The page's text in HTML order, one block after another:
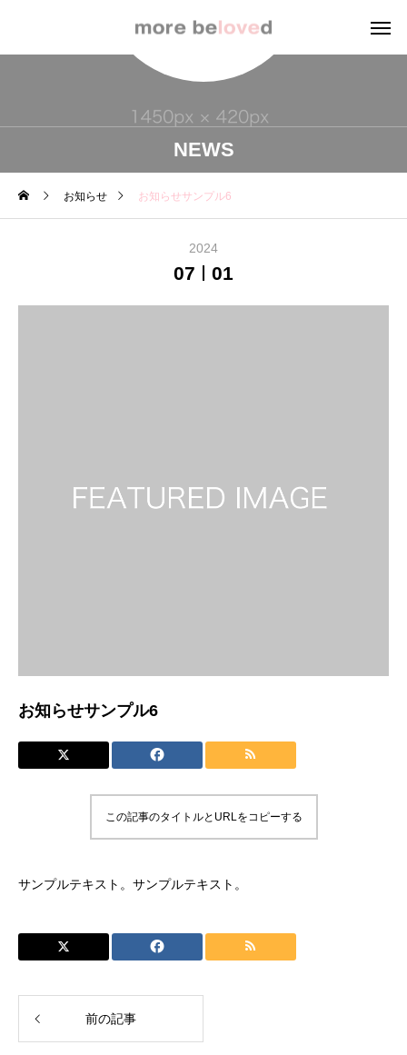
NEWS
お知らせ お知らせサンプル6
2024
07 01
お知らせサンプル6
この記事のタイトルとURLをコピーする
サンプルテキスト。サンプルテキスト。
前の記事